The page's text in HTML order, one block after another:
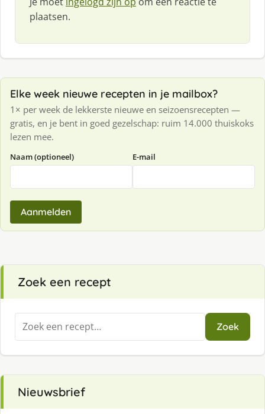
plaatsen.
Elke week nieuwe recepten in je mailbox?
1× per week de lekkerste nieuwe en seizoensrecepten —
gratis, en je bent in goed gezelschap: ruim 14.000 thuiskoks
lezen mee.
Naam (optioneel) E-mail
Aanmelden
Zoek een recept
Zoeken
naar:
Zoek
Nieuwsbrief